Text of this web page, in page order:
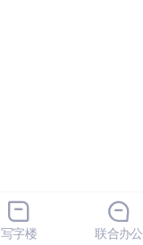
写字楼 联合办公